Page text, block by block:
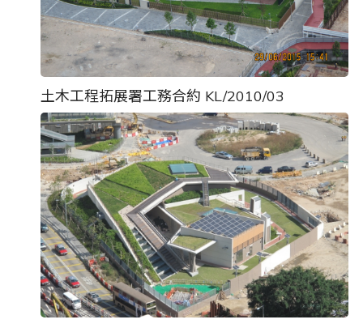
土木工程拓展署工務合約 KL/2010/03